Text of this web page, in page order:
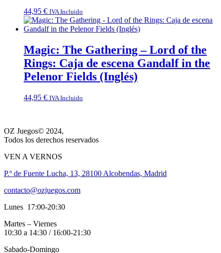
44,95 € IVA Incluido
Magic: The Gathering – Lord of the
Rings: Caja de escena Gandalf in the
Pelenor Fields (Inglés)
44,95 € IVA Incluido
OZ Juegos© 2024,
Todos los derechos reservados
VEN A VERNOS
P.º de Fuente Lucha, 13, 28100 Alcobendas, Madrid
contacto@ozjuegos.com
Lunes 17:00-20:30
Martes – Viernes
10:30 a 14:30 / 16:00-21:30
Sabado-Domingo